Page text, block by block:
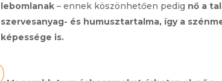
lebomlanak – ennek köszönhetően pedig nő a
szervesanyag- és humusztartalma, így a
képessége is.